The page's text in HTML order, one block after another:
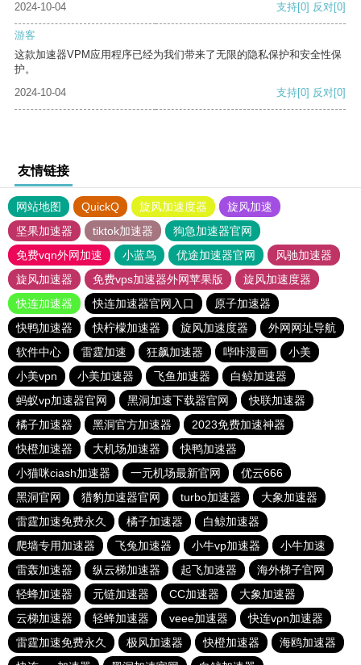
2024-10-04
支持[0] 反对[0]
游客
这款加速器VPM应用程序已经为我们带来了无限的隐私保护和安全性保
护。
2024-10-04
支持[0] 反对[0]
友情链接
网站地图 QuickQ 旋风加速度器
旋风加速
坚果加速器
tiktok加速器
狗急加速器官网
免费vqn外网加速
小蓝鸟 优途加速器官网
风驰加速器
旋风加速器
免费vps加速器外网苹果版
旋风加速度器
快连加速器
快连加速器官网入口
原子加速器
快鸭加速器
快柠檬加速器 旋风加速度器
外网网址导航
软件中心
雷霆加速 狂飙加速器 哔咔漫画
小美
小美vpn
小美加速器 飞鱼加速器
白鲸加速器
蚂蚁vp加速器官网
黑洞加速下载器官网
快联加速器
橘子加速器
黑洞官方加速器
2023免费加速神器
快橙加速器
大机场加速器
快鸭加速器
小猫咪ciash加速器
一元机场最新官网
优云666
黑洞官网
猎豹加速器官网 turbo加速器
大象加速器
雷霆加速免费永久
橘子加速器
白鲸加速器
爬墙专用加速器
飞兔加速器 小牛vp加速器
小牛加速
雷轰加速器
纵云梯加速器 起飞加速器
海外梯子官网
轻蜂加速器
元链加速器 CC加速器
大象加速器
云梯加速器
轻蜂加速器 veee加速器
快连vρn加速器
雷霆加速免费永久
极风加速器 快橙加速器
海鸥加速器